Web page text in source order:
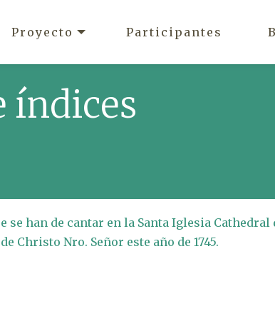
Proyecto Participantes
índices
han de cantar en la Santa Iglesia Cathedral
Christo Nro. Señor este año de 1745.